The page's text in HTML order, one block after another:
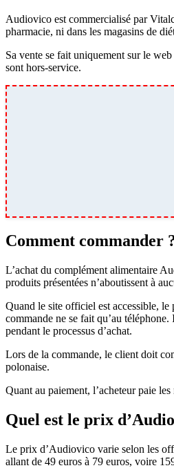
Audiovico est commercialisé par
pharmacie, ni dans les magasins de
Sa vente se fait uniquement sur le
sont hors-service.
Comment commander
L’achat du complément alimentaire
produits présentées n’aboutissent à
Quand le site officiel est accessible,
commande ne se fait qu’au
pendant le processus d’achat.
Lors de la commande, le client doit
polonaise.
Quant au paiement, l’acheteur paie
Quel est le prix
Le prix d’Audiovico varie selon les
allant de 49 euros à 79 euros, voire